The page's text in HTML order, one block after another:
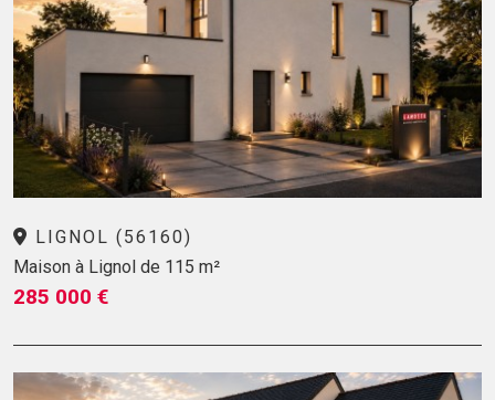
LIGNOL (56160)
Maison à Lignol de 115 m²
285 000 €